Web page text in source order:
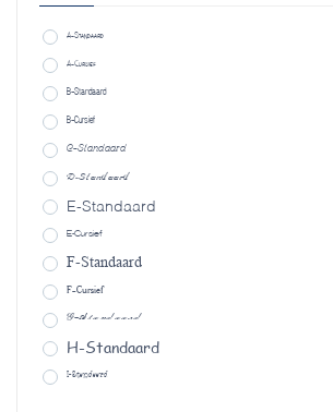
A-Standaard
A-Cursief
B-Standaard
B-Cursief
C-Standaard
D-Standaard
E-Standaard
E-Cursief
F-Standaard
F-Cursief
G-Standaard
H-Standaard
I-Standaard